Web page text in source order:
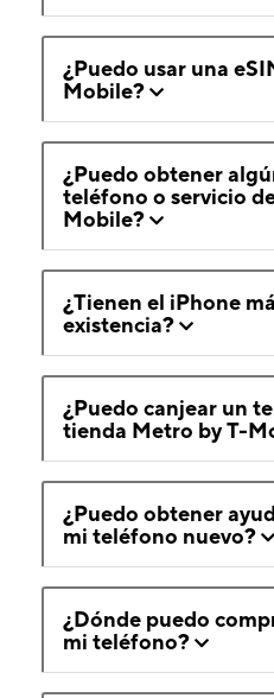
¿Puedo usar una
Mobile?
¿Puedo obtener
teléfono o servicio
Mobile?
¿Tienen el iPhone
existencia?
¿Puedo canjear un
tienda Metro by T-
¿Puedo obtener
mi teléfono nuevo?
¿Dónde puedo
mi teléfono?